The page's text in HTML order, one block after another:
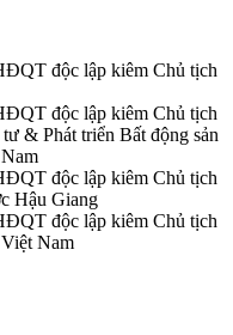
độc lập kiêm Chủ tịch
độc lập kiêm Chủ tịch
& Phát triển Bất động sản
độc lập kiêm Chủ tịch
Hậu Giang
độc lập kiêm Chủ tịch
Nam